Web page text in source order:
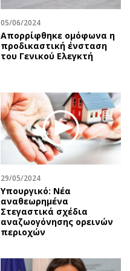
Wine routes
Podcasts
Uncut
Επιστολές
05/06/2024
Απορρίφθηκε ομόφωνα η
προδικαστική ένσταση
του Γενικού Ελεγκτή
29/05/2024
Υπουργικό: Νέα
αναθεωρημένα
Στεγαστικά σχέδια
αναζωογόνησης ορεινών
περιοχών